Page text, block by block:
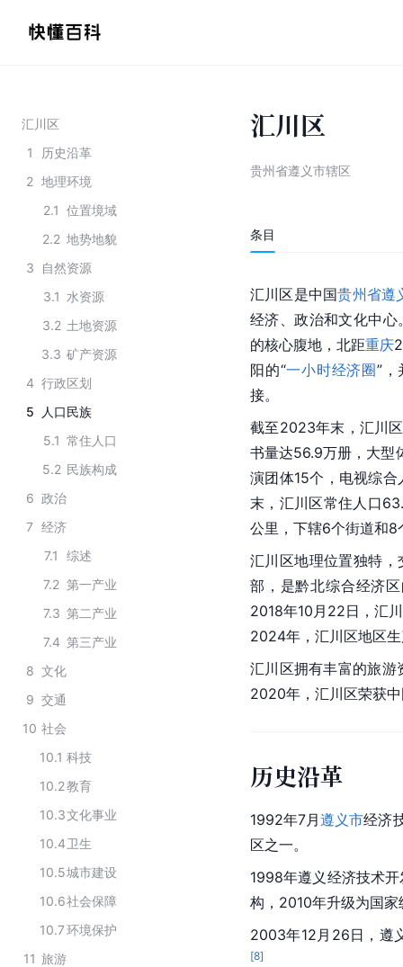
汇川区
1
历史沿革
2 地理环境
2.1 位置境域
2.2 地势地貌
3
自然资源
3.1 水资源
3.2 土地资源
3.3 矿产资源
4 行政区划
5
人口民族
5.1 常住人口
5.2 民族构成
6 政治
7 经济
7.1
综述
7.2 第一产业
7.3 第二产业
7.4 第三产业
8 文化
9 交通
10 社会
10.1 科技
10.2教育
10.3文化事业
10.4卫生
10.5城市建设
10.6社会保障
10.7环境保护
11 旅游
汇川区
贵州省遵义市辖区
条目
汇川区是中国贵州省遵
经济、政治和文化中心
的核心腹地，北距重庆
阳的“一小时经济圈”
接。
截至2023年末，汇川
书量达56.9万册，大型
演团体15个，电视综
末，汇川区常住人口
公里，下辖6个街道和8
汇川区地理位置独特，
部，是黔北综合经济
2018年10月22日，汇
2024年，汇川区地区
汇川区拥有丰富的旅
2020年，汇川区荣获
历史沿革
1992年7月遵义市经济
区之一。
1998年遵义经济技术
构，2010年升级为国家
2003年12月26日，遵
[8]